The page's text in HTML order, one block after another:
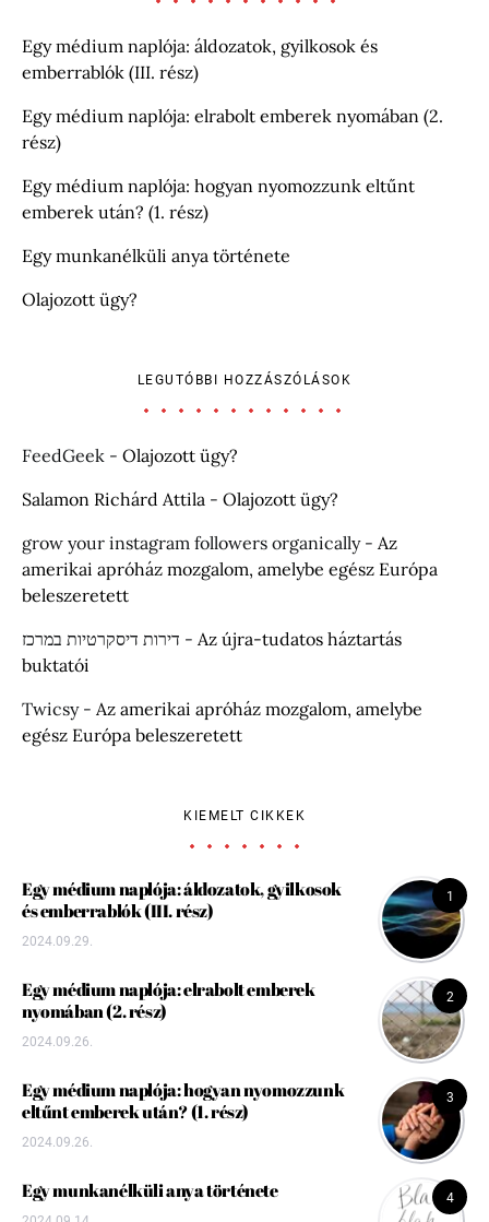
Egy médium naplója: áldozatok, gyilkosok és
emberrablók (III. rész)
Egy médium naplója: elrabolt emberek nyomában (2.
rész)
Egy médium naplója: hogyan nyomozzunk eltűnt
emberek után? (1. rész)
Egy munkanélküli anya története
Olajozott ügy?
LEGUTÓBBI HOZZÁSZÓLÁSOK
FeedGeek - Olajozott ügy?
Salamon Richárd Attila - Olajozott ügy?
grow your instagram followers organically- Az
amerikai apróház mozgalom, amelybe egész Európa
beleszeretett
דירות דיסקרטיות במרכז - Az újra-tudatos háztartás
buktatói
Twicsy- Az amerikai apróház mozgalom, amelybe
egész Európa beleszeretett
KIEMELT CIKKEK
1
Egy médium naplója: áldozatok, gyilkosok
és emberrablók (III. rész)
2024.09.29.
2
Egy médium naplója: elrabolt emberek
nyomában (2. rész)
2024.09.26.
3
Egy médium naplója: hogyan nyomozzunk
eltűnt emberek után? (1. rész)
2024.09.26.
4
Egy munkanélküli anya története